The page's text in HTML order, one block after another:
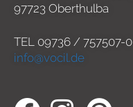
97723 Oberthulba
TEL 09736 / 757507-0
info@vocil.de